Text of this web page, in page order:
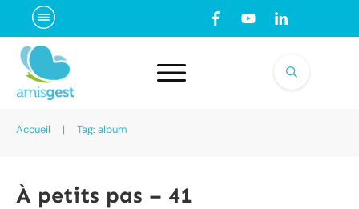
Accueil | Tag: album
À petits pas – 41